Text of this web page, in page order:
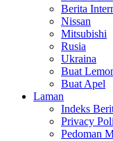
Berita
Nissan
Mitsubishi
Rusia
Ukraina
Buat
Buat Apel
Laman
Indeks
Privacy
Pedoman